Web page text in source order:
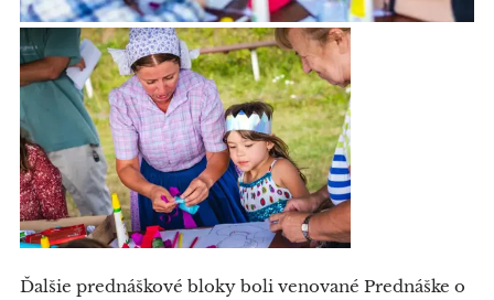
Ďalšie prednáškové bloky boli venované Prednáške o